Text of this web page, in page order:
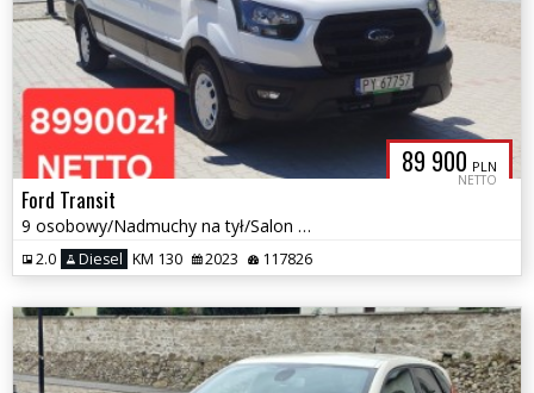
89 900 PLN
NETTO
Ford Transit
9 osobowy/Nadmuchy na tył/Salon PL/Bezwypadkowy/Gwarancja
2.0 Diesel KM 130 2023 117826